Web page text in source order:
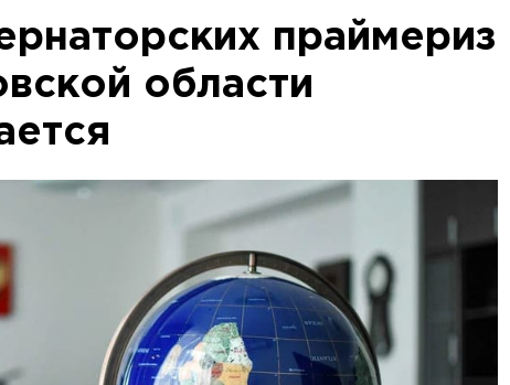
праймериз
области